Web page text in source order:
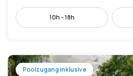
10h - 18h
Poolzugang inklusive